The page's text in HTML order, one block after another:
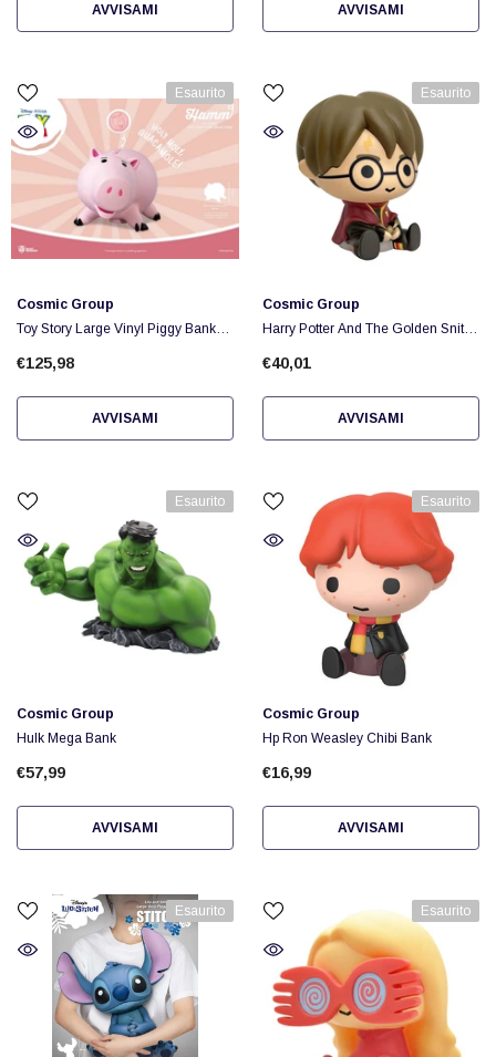
AVVISAMI AVVISAMI
Esaurito
Fornitore:
Cosmic Group
Toy Story Large Vinyl Piggy Bank
€125,98
AVVISAMI
Esaurito
Fornitore:
Cosmic Group
Harry Potter And The Golden Snitch
€40,01
AVVISAMI
Esaurito
Fornitore:
Cosmic Group
Hulk Mega Bank
€57,99
AVVISAMI
Esaurito
Fornitore:
Cosmic Group
Hp Ron Weasley Chibi Bank
€16,99
AVVISAMI
Esaurito Esaurito